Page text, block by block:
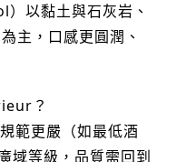
以黏土與石灰岩、
主，口感更圓潤、
？
範更嚴（如最低酒
域等級，品質需回到